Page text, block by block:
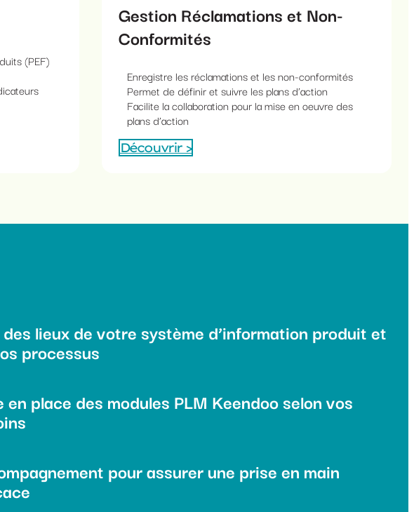
(PEF)
Gestion Réclamations et Non-
Conformités
Enregistre les réclamations et les non-conformités
Permet de définir et suivre les plans d’action
Facilite la collaboration pour la mise en oeuvre des
plans d’action
Découvrir >
lieux de votre système d’information produit et
processus
en place des modules PLM Keendoo selon vos
pour assurer une prise en main